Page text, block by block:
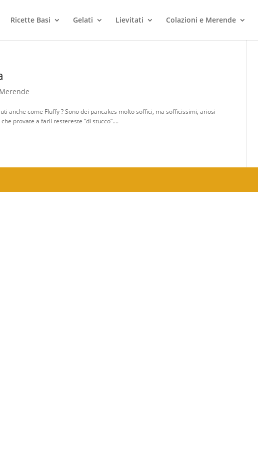
Ricette Basi Gelati Lievitati Colazioni e Merende
anche come Fluffy ? Sono dei pancakes molto soffici, ma sofficissimi, ariosi
provate a farli restereste “di stucco”....